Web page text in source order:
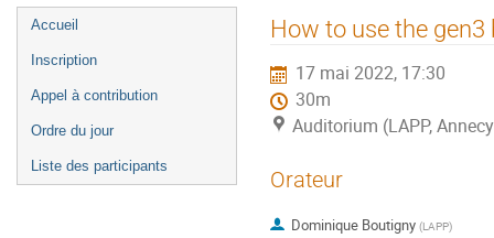
Menu
de
Accueil
Inscription
Appel à contribution
Ordre du jour
Liste des participants
How to use the gen3
17 mai 2022, 17:30
30m
Auditorium (LAPP,
Orateur
Dominique Boutigny (LAPP)